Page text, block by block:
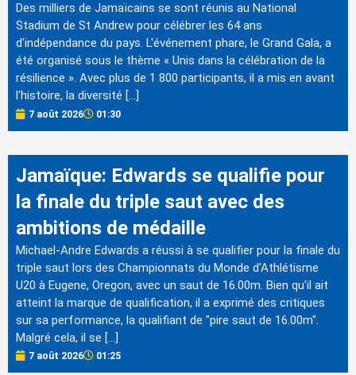
Des milliers de Jamaïcains se sont réunis au National
Stadium de St Andrew pour célébrer les 64 ans
d'indépendance du pays. L'événement phare, le Grand Gala, a
été organisé sous le thème « Unis dans la célébration de la
résilience ». Avec plus de 1 800 participants, il a mis en avant
l'histoire, la diversité […]
7 août 2026 01:30
Jamaïque: Edwards se qualifie pour
la finale du triple saut avec des
ambitions de médaille
Michael-Andre Edwards a réussi à se qualifier pour la finale du
triple saut lors des Championnats du Monde d'Athlétisme
U20 à Eugene, Oregon, avec un saut de 16.00m. Bien qu'il ait
atteint la marque de qualification, il a exprimé des critiques
sur sa performance, la qualifiant de "pire saut de 16.00m".
Malgré cela, il se […]
7 août 2026 01:25